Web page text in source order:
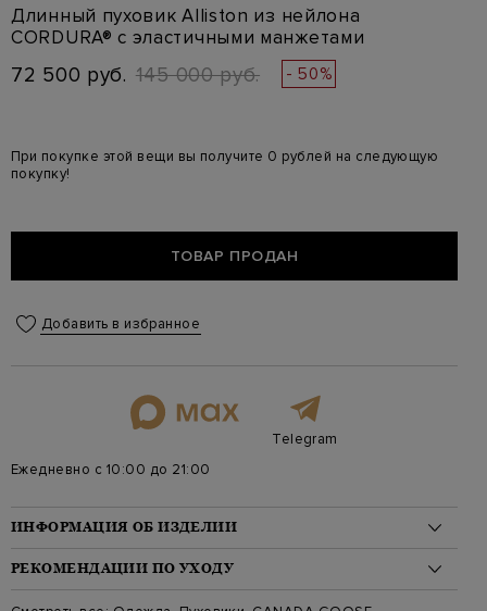
Длинный пуховик Alliston из нейлона
CORDURA® с эластичными манжетами
72 500 руб. 145 000 руб. - 50%
При покупке этой вещи вы получите 0 рублей на следующую
покупку!
ТОВАР ПРОДАН
Добавить в избранное
Telegram
Ежедневно с 10:00 до 21:00
ИНФОРМАЦИЯ ОБ ИЗДЕЛИИ
Материал: полиамид 100%, пух 90%, перо 10%
На модели: 175/81/61/91 на модели размер S
Стиль: Удлиненные, Однотонный, С капюшоном
РЕКОМЕНДАЦИИ ПО УХОДУ